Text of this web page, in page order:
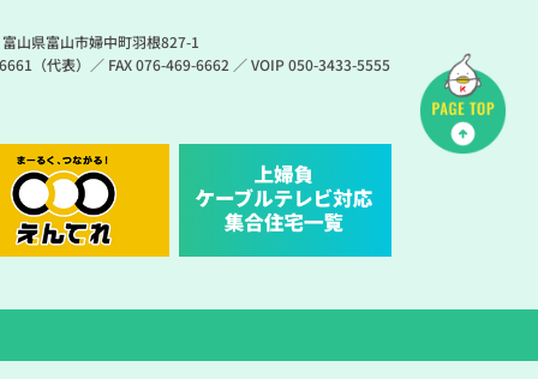
山県富山市婦中町羽根827-1
（代表） ／FAX 076-469-6662 ／VOIP 050-3433-5555